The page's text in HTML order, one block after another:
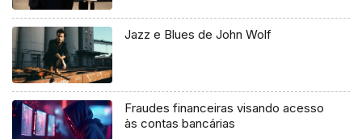
Jazz e Blues de John Wolf
Fraudes financeiras visando acesso
às contas bancárias